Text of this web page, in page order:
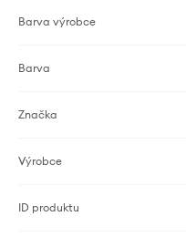
Barva výrobce
Barva
Značka
Výrobce
ID produktu